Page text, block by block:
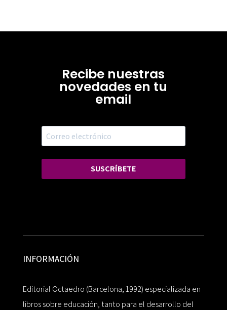
Recibe nuestras
novedades en tu
email
SUSCRÍBETE
INFORMACIÓN
Editorial Octaedro (Barcelona, 1992) especializada en
libros sobre educación, tanto para el desarrollo del